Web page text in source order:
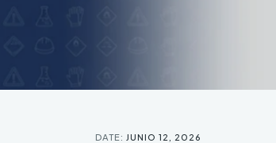
DATE: JUNIO 12, 2026